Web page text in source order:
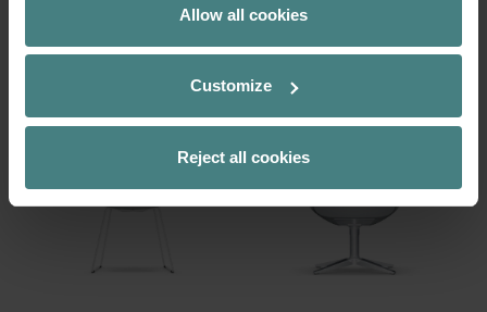
Allow all cookies
Customize
Reject all cookies